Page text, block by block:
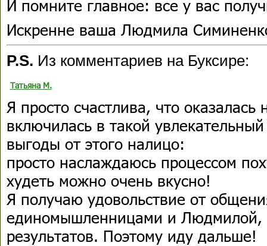
И помните главное: все у вас
Искренне ваша Людмила
P.S. Из комментариев на Буксире:
Татьяна М.
Я просто счастлива, что
включилась в такой
выгоды от этого налицо:
просто наслаждаюсь процессом
худеть можно очень вкусно!
Я получаю удовольствие от
единомышленницами и Людмилой,
результатов. Поэтому иду дальше!